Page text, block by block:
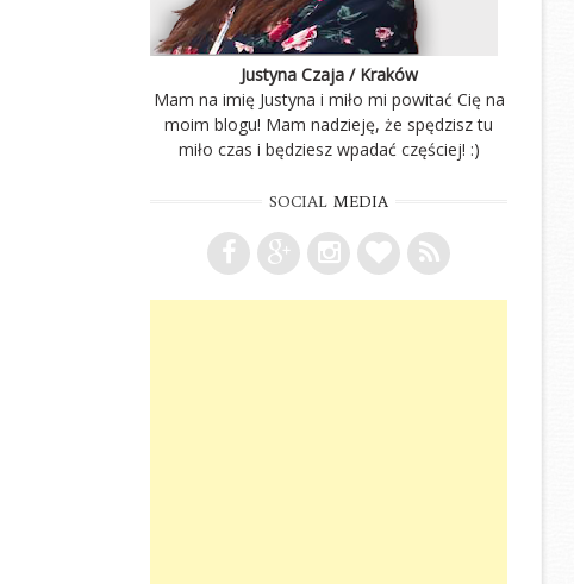
Justyna Czaja / Kraków
Mam na imię Justyna i miło mi powitać Cię na
moim blogu! Mam nadzieję, że spędzisz tu
miło czas i będziesz wpadać częściej! :)
SOCIAL MEDIA